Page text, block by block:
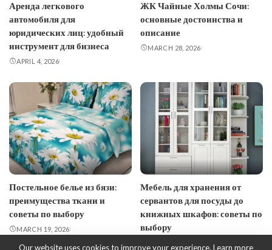
Аренда легкового
автомобиля для
юридических лиц: удобный
инструмент для бизнеса
APRIL 4, 2026
ЖК Чайные Холмы Сочи:
основные достоинства и
описание
MARCH 28, 2026
Постельное белье из бязи:
преимущества ткани и
советы по выбору
MARCH 19, 2026
Мебель для хранения от
сервантов для посуды до
книжных шкафов: советы по
выбору
Our website uses cookies to improve your experience. Learn more